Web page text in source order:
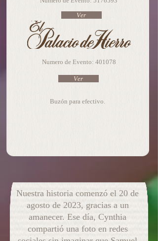
Ver
​​Numero de Evento: 401078
Buzón para efectivo.
Ver
Nuestra historia comenzó el 20 de
agosto de 2023, gracias a un
amanecer. Ese día, Cynthia
compartió una foto en redes